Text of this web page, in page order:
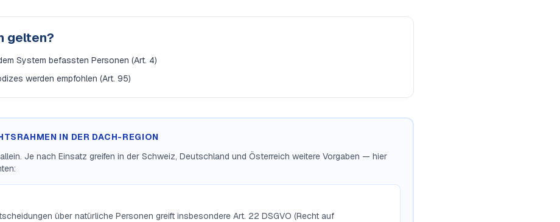
gelten?
System befassten Personen (Art. 4)
werden empfohlen (Art. 95)
IN DER DACH-REGION
Je nach Einsatz greifen in der Schweiz, Deutschland und Österreich weitere Vorgaben — hier
über natürliche Personen greift insbesondere Art. 22 DSGVO (Recht auf